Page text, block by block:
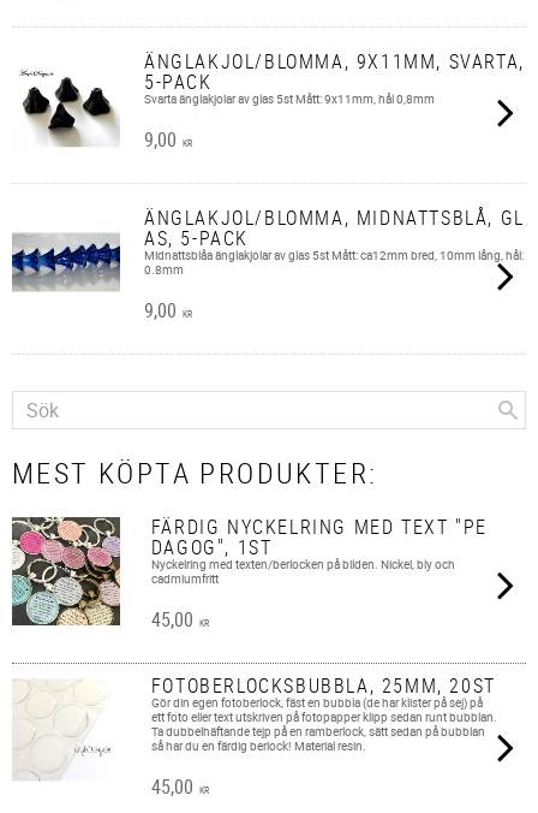
ÄNGLAKJOL/BLOMMA, 9X11MM, SVARTA,
5-PACK
Svarta änglakjolar av glas 5st Mått: 9x11mm, hål 0,8mm
9,00 KR
ÄNGLAKJOL/BLOMMA, MIDNATTSBLÅ, GL
AS, 5-PACK
Midnattsblåa änglakjolar av glas 5st Mått: ca12mm bred, 10mm lång, hål:
0.8mm
9,00 KR
MEST KÖPTA PRODUKTER:
FÄRDIG NYCKELRING MED TEXT "PE
DAGOG", 1ST
Nyckelring med texten/berlocken på bilden. Nickel, bly och
cadmiumfritt
45,00 KR
FOTOBERLOCKSBUBBLA, 25MM, 20ST
Gör din egen fotoberlock, fäst en bubbla (de har klister på sej) på
ett foto eller text utskriven på fotopapper klipp sedan runt bubblan.
Ta dubbelhäftande tejp på en ramberlock, sätt sedan på bubblan
så har du en färdig berlock! Material resin.
45,00 KR